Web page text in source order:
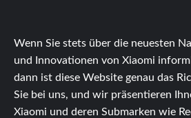
Wenn Sie stets über die neuesten
und Innovationen von Xiaomi
dann ist diese Website genau das
Sie bei uns, und wir präsentieren
Xiaomi und deren Submarken wie